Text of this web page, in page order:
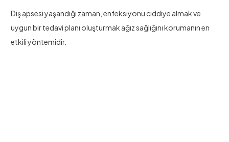
Diş apsesi yaşandığı zaman, enfeksiyonu ciddiye almak ve
uygun bir tedavi planı oluşturmak ağız sağlığını korumanın en
etkili yöntemidir.